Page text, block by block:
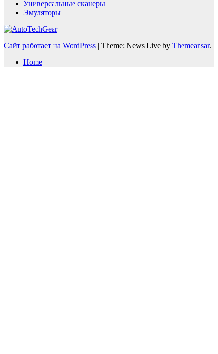
Универсальные сканеры
Эмуляторы
Сайт работает на WordPress | Theme: News Live by Themeansar.
Home